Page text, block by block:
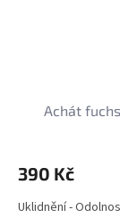
Achát
390 Kč
Uklidnění -